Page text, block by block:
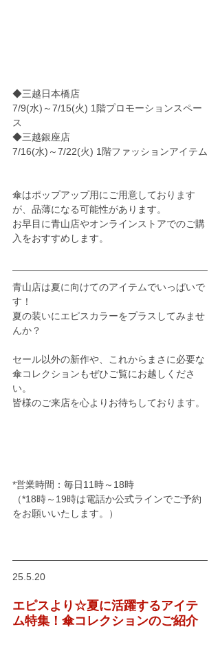
◆三越日本橋店
7/9(水)～7/15(火) 1階プロモーションスペー
ス
◆三越銀座店
7/16(水)～7/22(火) 1階ファッションアイテム
傘はポップアップ用にご用意しております
が、品薄になる可能性があります。
お早目に青山店やオンラインストアでのご購
入をおすすめします。
青山店は夏に向けてのアイテムでいっぱいで
す！
夏の装いにエピスカラーをプラスしてみませ
んか？
セール以外の新作や、これからまさに必要な
傘コレクションもぜひご覧にお越しくださ
い。
皆様のご来店を心よりお待ちしております。
*営業時間：毎日11時～18時
（*18時～19時は電話か公式ラインでご予約
をお願いいたします。）
25.5.20
エピスより☆夏に活躍するアイテ
ム特集！傘コレクションのご紹介